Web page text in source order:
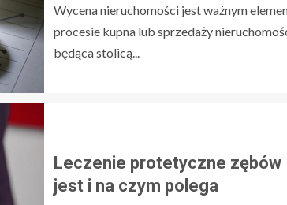
Wycena nieruchomości jest ważnym
procesie kupna lub sprzedaży
będąca stolicą...
Leczenie protetyczne zębów
jest i na czym polega